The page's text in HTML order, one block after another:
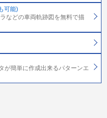
可能)
などの車両軌跡図を無料で描
が簡単に作成出来るパターンエ